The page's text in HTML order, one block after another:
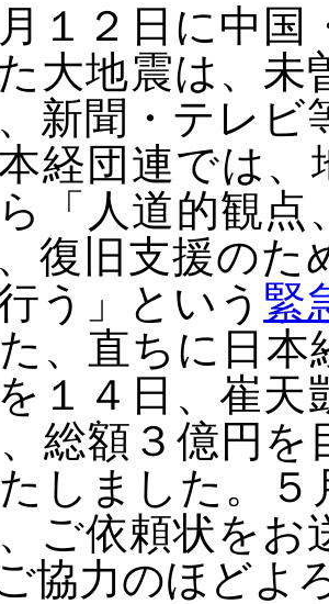
１２日に中国
大地震は、未
新聞・テレビ
経団連では、
「人道的観点
復旧支援のた
う」という 緊
、直ちに日
１４日、崔
総額３億円
しました。
ご依頼状を
協力のほどよ